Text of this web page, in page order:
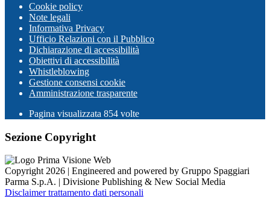
Cookie policy
Note legali
Informativa Privacy
Ufficio Relazioni con il Pubblico
Dichiarazione di accessibilità
Obiettivi di accessibilità
Whistleblowing
Gestione consensi cookie
Amministrazione trasparente
Pagina visualizzata 854 volte
Sezione Copyright
Copyright 2026 | Engineered and powered by Gruppo Spaggiari
Parma S.p.A. | Divisione Publishing & New Social Media
Disclaimer trattamento dati personali